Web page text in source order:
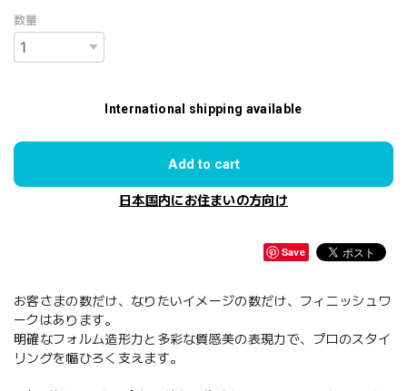
数量
International shipping available
Add to cart
日本国内にお住まいの方向け
Save
お客さまの数だけ、なりたいイメージの数だけ、フィニッシュワ
ークはあります。
明確なフォルム造形力と多彩な質感美の表現力で、プロのスタイ
リングを幅ひろく支えます。